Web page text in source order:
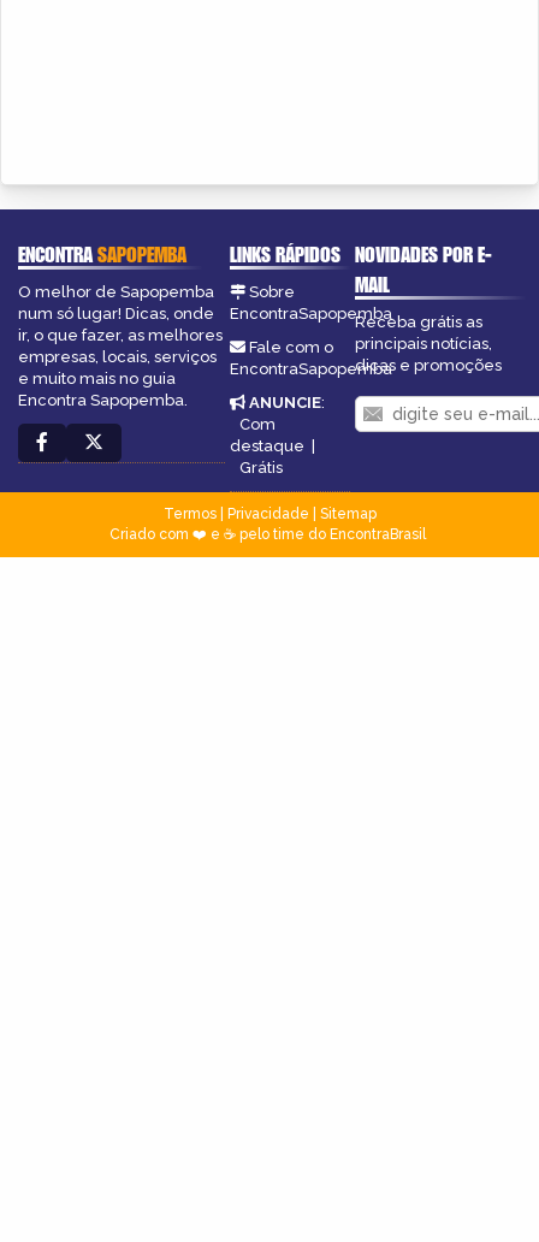
ENCONTRASAPOPEMBA
O melhor de Sapopemba
num só lugar! Dicas, onde
ir, o que fazer, as melhores
empresas, locais, serviços
e muito mais no guia
Encontra Sapopemba.
LINKS RÁPIDOS
Sobre
EncontraSapopemba
Fale com o
EncontraSapopemba
ANUNCIE:
Com
destaque |
Grátis
NOVIDADES POR E-
MAIL
Receba grátis as
principais notícias,
dicas e promoções
Termos| Privacidade
Sitemap
Criado com ❤️ e ☕ pelo time do EncontraBrasil